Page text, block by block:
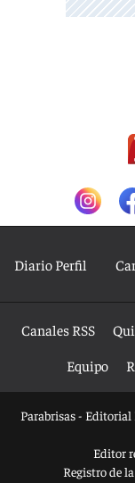
Diario Perfil
Canales RSS
Equipo
Parabrisas - Editorial
Editor
Registro de